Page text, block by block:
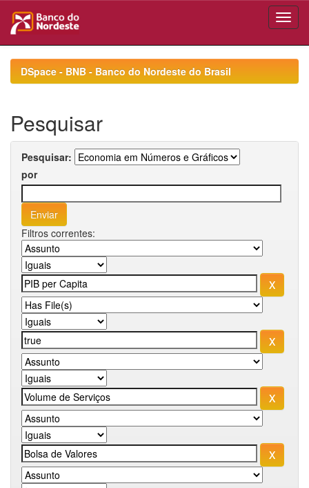
navigationDSpace - BNB - Banco do Nordeste do Brasil
Pesquisar
Pesquisar:
por
Filtros correntes: